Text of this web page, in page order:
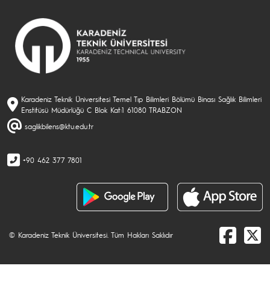
Karadeniz Teknik Üniversitesi Temel Tıp Bilimleri Bölümü Binası Sağlık Bilimleri
Enstitüsü Müdürlüğü C Blok Kat:1 61080 TRABZON
saglikbilens@ktu.edu.tr
+90 462 377 7801
© Karadeniz Teknik Üniversitesi. Tüm Hakları Saklıdır